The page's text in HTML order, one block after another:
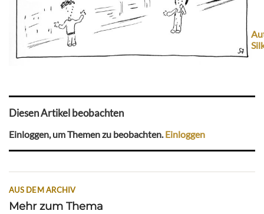
Diesen Artikel beobachten
Einloggen, um Themen zu beobachten. Einloggen
AUS DEM ARCHIV
Mehr zum Thema